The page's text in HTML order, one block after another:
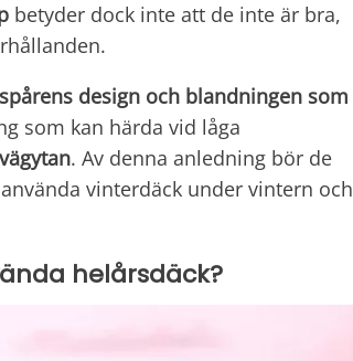
betyder dock inte att de inte är bra,
design och blandningen som
som kan härda vid låga
. Av denna anledning bör de
vinterdäck under vintern och
helårsdäck?